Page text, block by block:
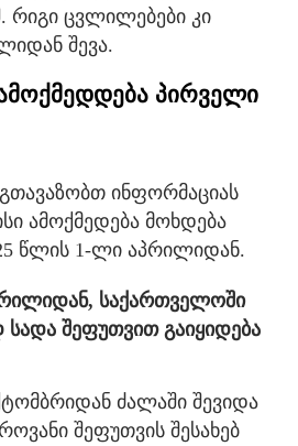
რიგი ცვლილებები კი
შევა.
პირველი
გთავაზობთ ინფორმაციას
ამოქმედება მოხდება
წლის 1-ლი აპრილიდან.
საქართველოში
შეფუთვით გაიყიდება
ძალაში შევიდა
შეფუთვის შესახებ